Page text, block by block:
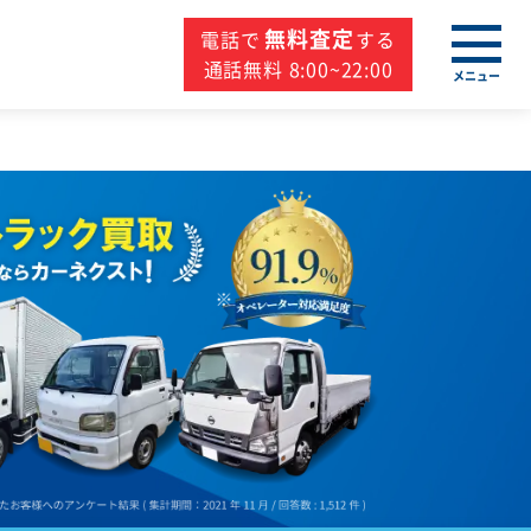
電話で 無料査定する
通話無料 8:00~22:00
メニュー